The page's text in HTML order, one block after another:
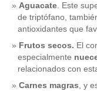
Aguacate. Este
de triptófano,
antioxidantes que
Frutos secos. El
especialmente
relacionados con
Carnes magras, y